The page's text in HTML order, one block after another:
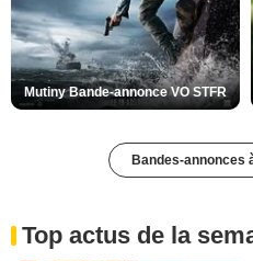
Mutiny Bande-annonce VO STFR
Bandes-annonces
Top actus de la